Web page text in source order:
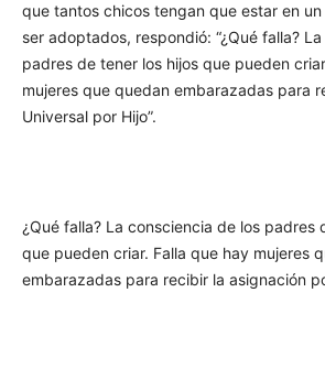
que tantos chicos tengan que estar en
ser adoptados, respondió: “¿Qué falla?
padres de tener los hijos que pueden
mujeres que quedan embarazadas para
Universal por Hijo”.
¿Qué falla? La consciencia de los padres
que pueden criar. Falla que hay mujeres
embarazadas para recibir la asignación